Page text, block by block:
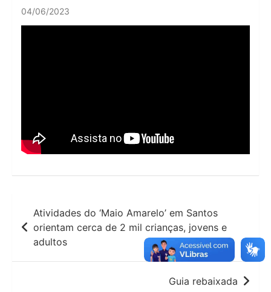
04/06/2023
Navegação
de
Post
Atividades do ‘Maio Amarelo’ em Santos
orientam cerca de 2 mil crianças, jovens e
adultos
Guia rebaixada